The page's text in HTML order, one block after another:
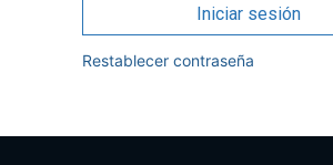
Iniciar sesión
Restablecer contraseña